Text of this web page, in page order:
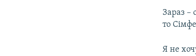
Зараз –
то
Я не